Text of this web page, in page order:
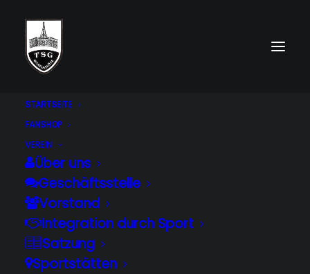
STARTSEITE
FANSHOP
VEREIN
Über uns
Geschäftsstelle
Vorstand
Integration durch Sport
Satzung
Sportstätten
Spende für Fußball-
Abteilung
21. JUNI 2022 IN